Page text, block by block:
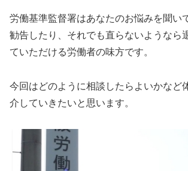
労働基準監督署はあなたのお悩みを聞い
勧告したり、それでも直らないようなら
ていただける労働者の味方です。
今回はどのように相談したらよいかなど
介していきたいと思います。